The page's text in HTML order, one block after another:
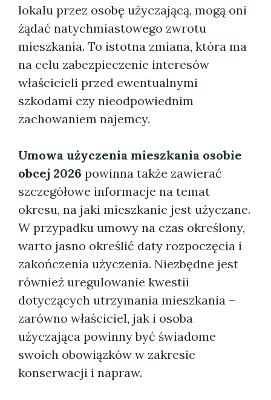
lokalu przez osobę użyczającą, mogą oni
żądać natychmiastowego zwrotu
mieszkania. To istotna zmiana, która ma
na celu zabezpieczenie interesów
właścicieli przed ewentualnymi
szkodami czy nieodpowiednim
zachowaniem najemcy.
Umowa użyczenia mieszkania osobie
obcej 2026 powinna także zawierać
szczegółowe informacje na temat
okresu, na jaki mieszkanie jest użyczane.
W przypadku umowy na czas określony,
warto jasno określić daty rozpoczęcia i
zakończenia użyczenia. Niezbędne jest
również uregulowanie kwestii
dotyczących utrzymania mieszkania –
zarówno właściciel, jak i osoba
użyczająca powinny być świadome
swoich obowiązków w zakresie
konserwacji i napraw.